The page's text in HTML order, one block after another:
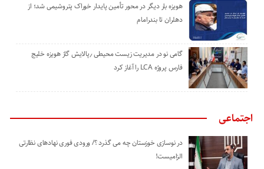
هویزه بار دیگر در محور تأمین پایدار خوراک پتروشیمی شد؛ از
دهلران تا بندرامام
گامی نو در مدیریت زیست ‌محیطی ٫پالایش گاز هویزه خلیج
‌فارس پروژه LCA را آغاز کرد
اجتماعی
در نوسازی خوزستان چه می گذرد ؟/ ورودی فوری نهادهای نظارتی
الزامیست!